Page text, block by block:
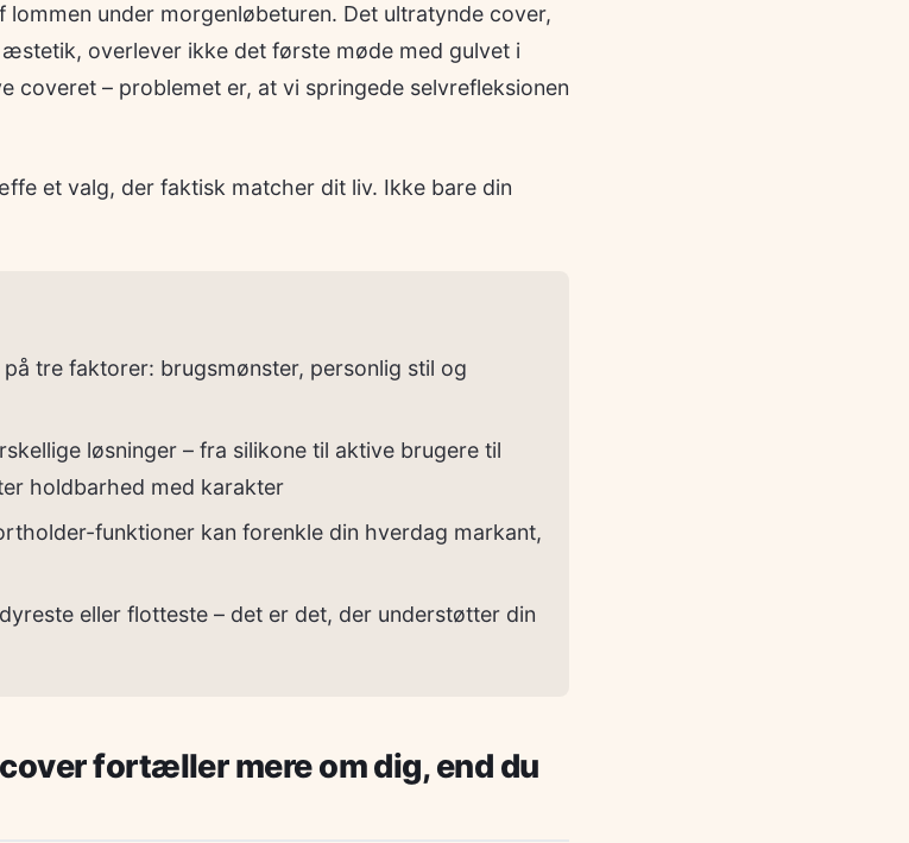
lommen under morgenløbeturen. Det ultratynde cover,
overlever ikke det første møde med gulvet i
coveret – problemet er, at vi springede selvrefleksionen
et valg, der faktisk matcher dit liv. Ikke bare din
tre faktorer: brugsmønster, personlig stil og
løsninger – fra silikone til aktive brugere til
holdbarhed med karakter
funktioner kan forenkle din hverdag markant,
eller flotteste – det er det, der understøtter din
fortæller mere om dig, end du